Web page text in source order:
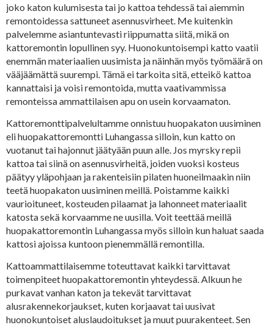
joko katon kulumisesta tai jo kattoa tehdessä tai aiemmin
remontoidessa sattuneet asennusvirheet. Me kuitenkin
palvelemme asiantuntevasti riippumatta siitä, mikä on
kattoremontin lopullinen syy. Huonokuntoisempi katto vaatii
enemmän materiaalien uusimista ja näinhän myös työmäärä on
vääjäämättä suurempi. Tämä ei tarkoita sitä, etteikö kattoa
kannattaisi ja voisi remontoida, mutta vaativammissa
remonteissa ammattilaisen apu on usein korvaamaton.
Kattoremonttipalvelultamme onnistuu huopakaton uusiminen
eli huopakattoremontti Luhangassa silloin, kun katto on
vuotanut tai hajonnut jäätyään puun alle. Jos myrsky repii
kattoa tai siinä on asennusvirheitä, joiden vuoksi kosteus
päätyy yläpohjaan ja rakenteisiin pilaten huoneilmaakin niin
teetä huopakaton uusiminen meillä. Poistamme kaikki
vaurioituneet, kosteuden pilaamat ja lahonneet materiaalit
katosta sekä korvaamme ne uusilla. Voit teettää meillä
huopakattoremontin Luhangassa myös silloin kun haluat saada
kattosi ajoissa kuntoon pienemmällä remontilla.
Kattoammattilaisemme toteuttavat kaikki tarvittavat
toimenpiteet huopakattoremontin yhteydessä. Alkuun he
purkavat vanhan katon ja tekevät tarvittavat
alusrakennekorjaukset, kuten korjaavat tai uusivat
huonokuntoiset aluslaudoitukset ja muut puurakenteet. Sen